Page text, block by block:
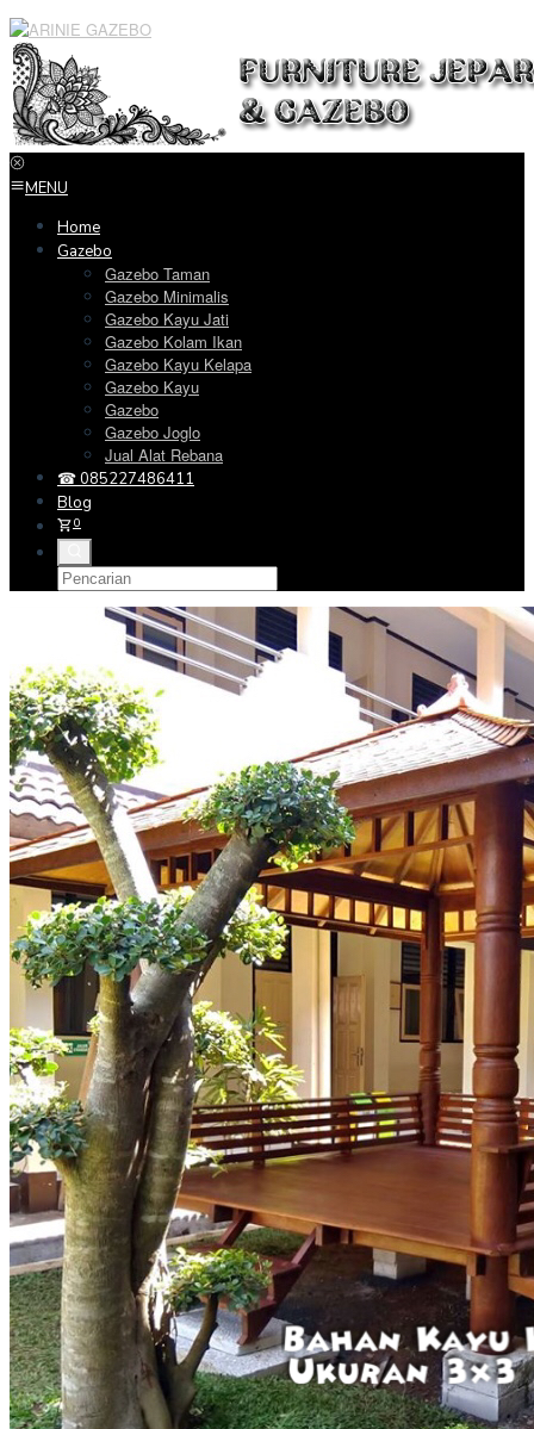
Loncat
ke
konten
MENU
Home
Gazebo
Gazebo Taman
Gazebo Minimalis
Gazebo Kayu Jati
Gazebo Kolam Ikan
Gazebo Kayu Kelapa
Gazebo Kayu
Gazebo
Gazebo Joglo
Jual Alat Rebana
☎ 085227486411
Blog
0